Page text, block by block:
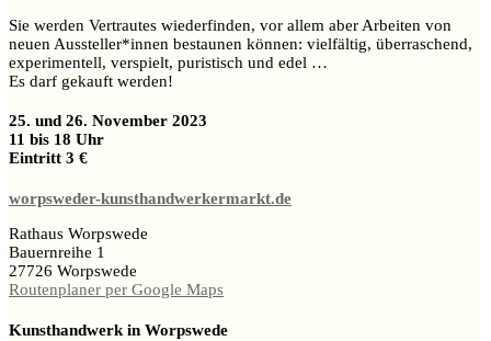
Sie werden Vertrautes wiederfinden, vor allem aber Arbeiten von
neuen Aussteller*innen bestaunen können: vielfältig, überraschend,
experimentell, verspielt, puristisch und edel …
Es darf gekauft werden!
25. und 26. November 2023
11 bis 18 Uhr
Eintritt 3 €
worpsweder-kunsthandwerkermarkt.de
Rathaus Worpswede
Bauernreihe 1
27726 Worpswede
Routenplaner per Google Maps
Kunsthandwerk in Worpswede